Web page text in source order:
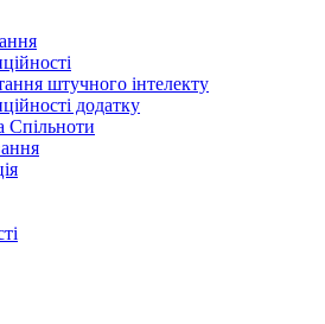
штучного інтелекту
додатку
Спільноти